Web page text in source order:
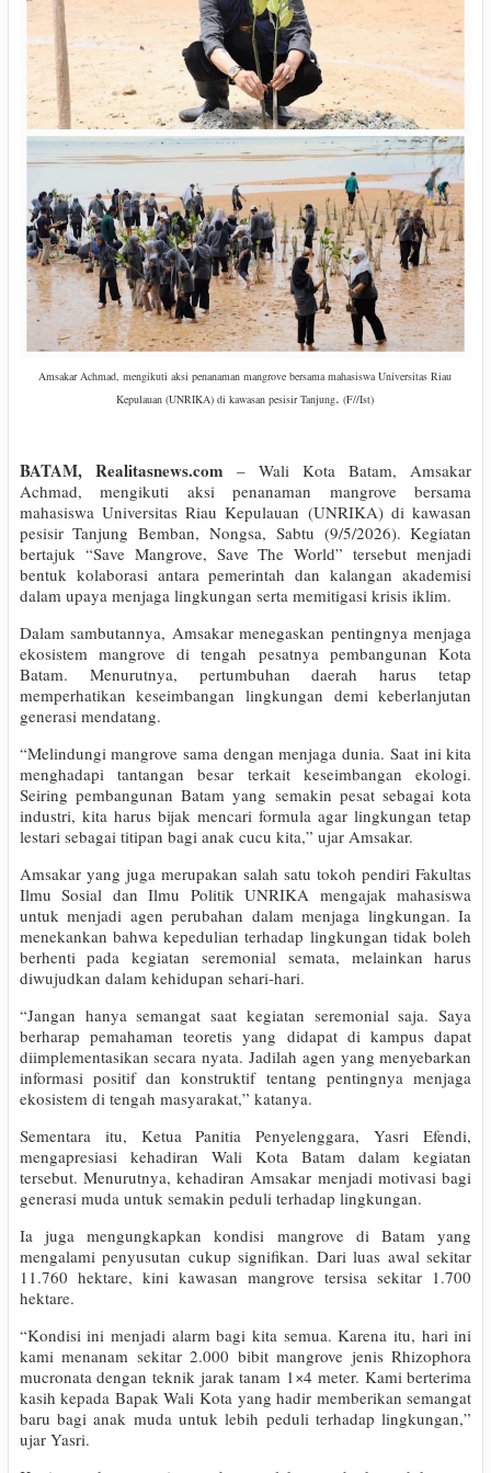
Amsakar Achmad, mengikuti aksi penanaman mangrove bersama mahasiswa Universitas Riau
Kepulauan (UNRIKA) di kawasan pesisir Tanjung. (F//Ist)
BATAM, Realitasnews.com – Wali Kota Batam, Amsakar
Achmad, mengikuti aksi penanaman mangrove bersama
mahasiswa Universitas Riau Kepulauan (UNRIKA) di kawasan
pesisir Tanjung Bemban, Nongsa, Sabtu (9/5/2026). Kegiatan
bertajuk “Save Mangrove, Save The World” tersebut menjadi
bentuk kolaborasi antara pemerintah dan kalangan akademisi
dalam upaya menjaga lingkungan serta memitigasi krisis iklim.
Dalam sambutannya, Amsakar menegaskan pentingnya menjaga
ekosistem mangrove di tengah pesatnya pembangunan Kota
Batam. Menurutnya, pertumbuhan daerah harus tetap
memperhatikan keseimbangan lingkungan demi keberlanjutan
generasi mendatang.
“Melindungi mangrove sama dengan menjaga dunia. Saat ini kita
menghadapi tantangan besar terkait keseimbangan ekologi.
Seiring pembangunan Batam yang semakin pesat sebagai kota
industri, kita harus bijak mencari formula agar lingkungan tetap
lestari sebagai titipan bagi anak cucu kita,” ujar Amsakar.
Amsakar yang juga merupakan salah satu tokoh pendiri Fakultas
Ilmu Sosial dan Ilmu Politik UNRIKA mengajak mahasiswa
untuk menjadi agen perubahan dalam menjaga lingkungan. Ia
menekankan bahwa kepedulian terhadap lingkungan tidak boleh
berhenti pada kegiatan seremonial semata, melainkan harus
diwujudkan dalam kehidupan sehari-hari.
“Jangan hanya semangat saat kegiatan seremonial saja. Saya
berharap pemahaman teoretis yang didapat di kampus dapat
diimplementasikan secara nyata. Jadilah agen yang menyebarkan
informasi positif dan konstruktif tentang pentingnya menjaga
ekosistem di tengah masyarakat,” katanya.
Sementara itu, Ketua Panitia Penyelenggara, Yasri Efendi,
mengapresiasi kehadiran Wali Kota Batam dalam kegiatan
tersebut. Menurutnya, kehadiran Amsakar menjadi motivasi bagi
generasi muda untuk semakin peduli terhadap lingkungan.
Ia juga mengungkapkan kondisi mangrove di Batam yang
mengalami penyusutan cukup signifikan. Dari luas awal sekitar
11.760 hektare, kini kawasan mangrove tersisa sekitar 1.700
hektare.
“Kondisi ini menjadi alarm bagi kita semua. Karena itu, hari ini
kami menanam sekitar 2.000 bibit mangrove jenis Rhizophora
mucronata dengan teknik jarak tanam 1×4 meter. Kami berterima
kasih kepada Bapak Wali Kota yang hadir memberikan semangat
baru bagi anak muda untuk lebih peduli terhadap lingkungan,”
ujar Yasri.